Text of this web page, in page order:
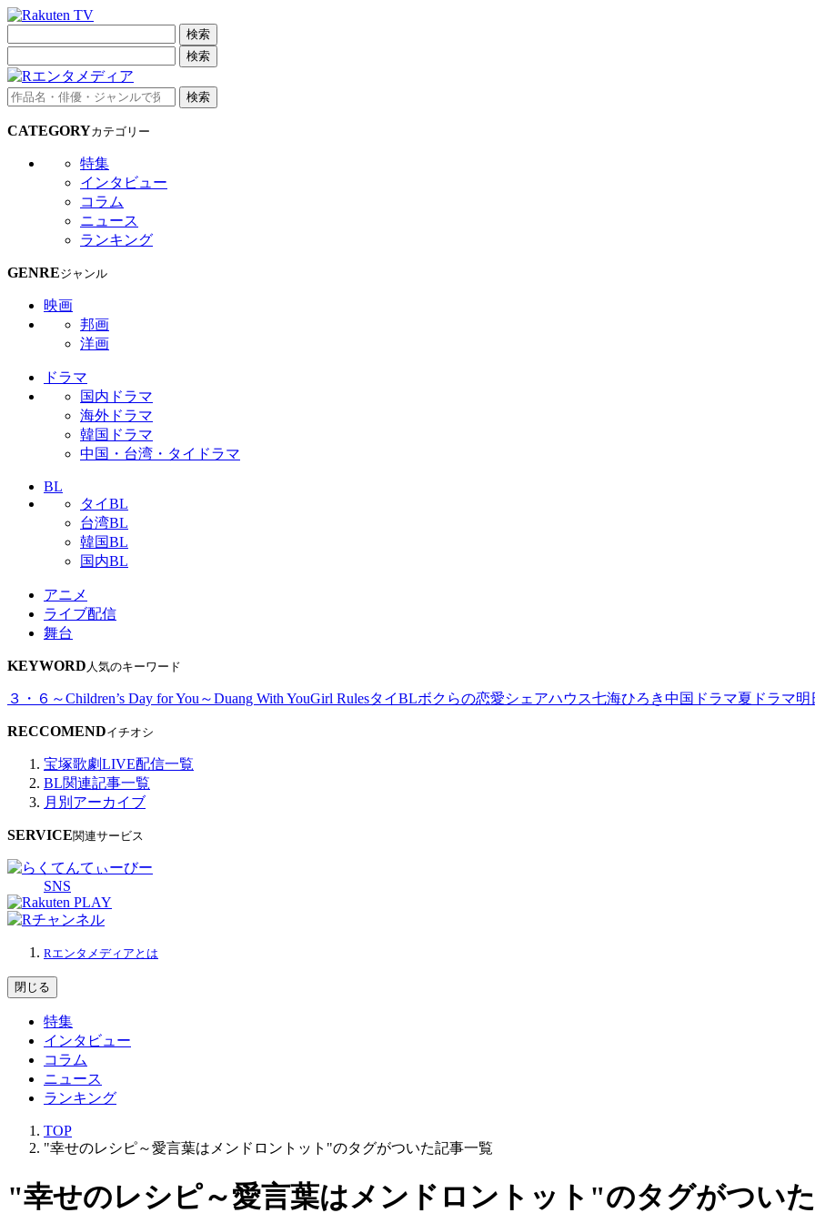
検索
検索
検索
CATEGORYカテゴリー
特集
インタビュー
コラム
ニュース
ランキング
GENREジャンル
映画
邦画
洋画
ドラマ
国内ドラマ
海外ドラマ
韓国ドラマ
中国・台湾・タイドラマ
BL
タイBL
台湾BL
韓国BL
国内BL
アニメ
ライブ配信
舞台
KEYWORD 人気のキーワード
３・６～Children’s Day for You～Duang With YouGirl RulesタイBLボクらの恋愛シェアハウス七海ひろき中国ドラマ夏ドラマ明
RECCOMENDイチオシ
宝塚歌劇LIVE配信一覧
BL関連記事一覧
月別アーカイブ
SERVICE関連サービス
SNS
Rエンタメディアとは
閉じる
特集
インタビュー
コラム
ニュース
ランキング
TOP
"幸せのレシピ～愛言葉はメンドロントット"のタグがついた記事一覧
"幸せのレシピ～愛言葉はメンドロントット"のタグがつい